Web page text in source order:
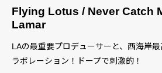
Flying Lotus / Never Catch
Lamar
LAの最重要プロデューサーと、西海岸
ラボレーション！ドープで刺激的！